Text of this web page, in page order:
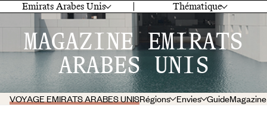
Emirats Arabes Unis Thématique
MAGAZINE EMIRATS
ARABES UNIS
VOYAGE EMIRATS ARABES UNISRégions Envies GuideMagazine